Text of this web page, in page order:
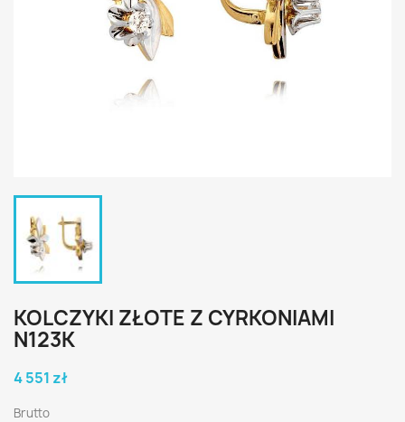
KOLCZYKI ZŁOTE Z CYRKONIAMI
N123K
4 551 zł
Brutto